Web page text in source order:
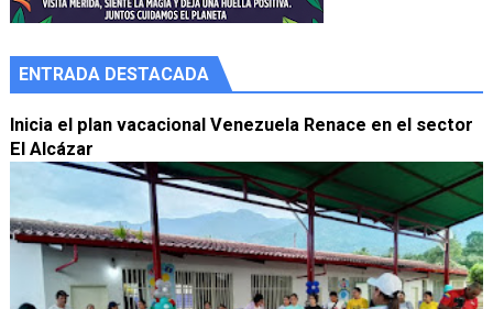
ENTRADA DESTACADA
Inicia el plan vacacional Venezuela Renace en el sector
El Alcázar